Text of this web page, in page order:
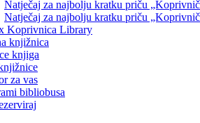
Natječaj za najbolju kratku priču
Natječaj za najbolju kratku priču
Koprivnica Library
knjižnica
knjiga
za vas
bibliobusa